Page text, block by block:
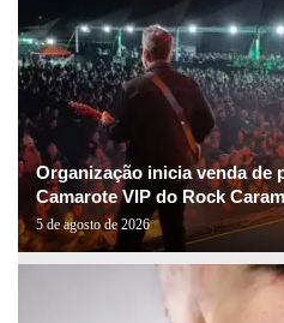
Organização inicia venda de
Camarote VIP do Rock
5 de agosto de 2026